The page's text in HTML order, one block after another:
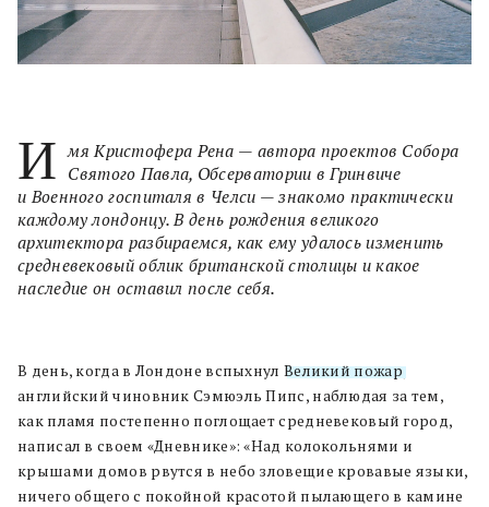
И мя Кристофера Рена — автора проектов Собора
Святого Павла, Обсерватории в Гринвиче
и Военного госпиталя в Челси — знакомо практически
каждому лондонцу. В день рождения великого
архитектора разбираемся, как ему удалось изменить
средневековый облик британской столицы и какое
наследие он оставил после себя.
В день, когда в Лондоне вспыхнул Великий пожар,
английский чиновник Сэмюэль Пипс, наблюдая за тем,
как пламя постепенно поглощает средневековый город,
написал в своем «Дневнике»: «Над колокольнями и
крышами домов рвутся в небо зловещие кровавые языки,
ничего общего с покойной красотой пылающего в камине